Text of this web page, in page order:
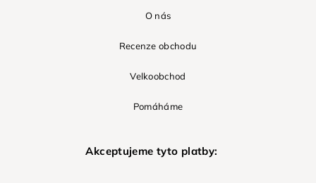
O nás
Recenze obchodu
Velkoobchod
Pomáháme
Akceptujeme tyto platby: